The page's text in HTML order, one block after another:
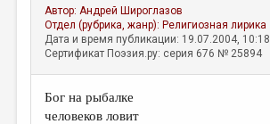
АВТОРЫ
КОММЕНТАРИИ
ЛИТСАЛОН
НОВОСТИ
Автор:Андрей Широглазов
Отдел (рубрика, жанр): Религиозная лирика
Дата и время публикации: 19.07.2004,
Сертификат Поэзия.ру: серия 676 № 25894
Бог на рыбалке
человеков ловит